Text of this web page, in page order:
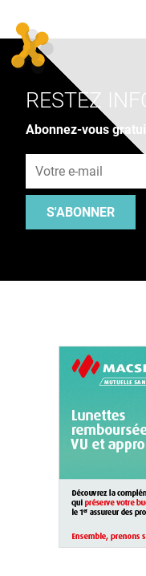
RESTEZ
Abonnez-vous
S'ABONNER